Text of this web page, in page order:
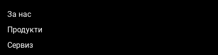
За нас
Продукти
Сервиз